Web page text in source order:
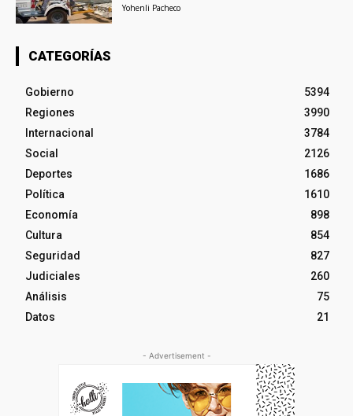
Yohenli Pacheco
CATEGORÍAS
Gobierno
5394
Regiones
3990
Internacional
3784
Social
2126
Deportes
1686
Política
1610
Economía
898
Cultura
854
Seguridad
827
Judiciales
260
Análisis
75
Datos
21
- Advertisement -